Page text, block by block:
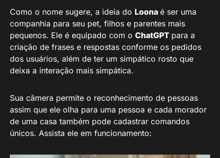
Como o nome sugere, a ideia do Loona é ser uma
companhia para seu pet, filhos e parentes mais
pequenos. Ele é equipado com o ChatGPT para a
criação de frases e respostas conforme os pedidos
dos usuários, além de ter um simpático rosto que
deixa a interação mais simpática.
Sua câmera permite o reconhecimento de pessoas
assim que ele olha para uma pessoa e cada morador
de uma casa também pode cadastrar comandos
únicos. Assista ele em funcionamento: